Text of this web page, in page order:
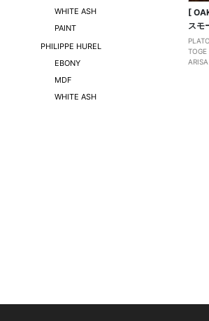
[
スモ
ARISA
WHITE ASH
PAINT
PHILIPPE HUREL
EBONY
MDF
WHITE ASH